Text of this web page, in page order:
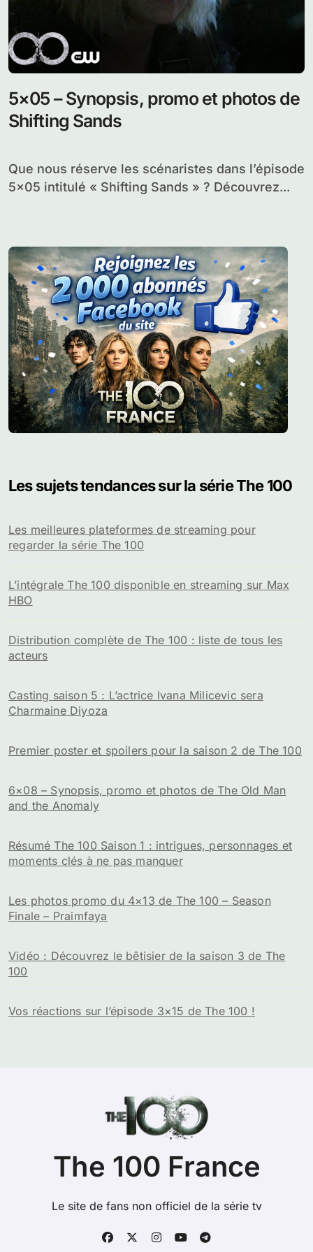
5×05 – Synopsis, promo et photos de
Shifting Sands
Que nous réserve les scénaristes dans l’épisode
5×05 intitulé « Shifting Sands » ? Découvrez...
Les sujets tendances sur la série The 100
Les meilleures plateformes de streaming pour
regarder la série The 100
L’intégrale The 100 disponible en streaming sur Max
HBO
Distribution complète de The 100 : liste de tous les
acteurs
Casting saison 5 : L’actrice Ivana Milicevic sera
Charmaine Diyoza
Premier poster et spoilers pour la saison 2 de The 100
6×08 – Synopsis, promo et photos de The Old Man
and the Anomaly
Résumé The 100 Saison 1 : intrigues, personnages et
moments clés à ne pas manquer
Les photos promo du 4×13 de The 100 – Season
Finale – Praimfaya
Vidéo : Découvrez le bêtisier de la saison 3 de The
100
Vos réactions sur l’épisode 3×15 de The 100 !
The 100 France
Le site de fans non officiel de la série tv